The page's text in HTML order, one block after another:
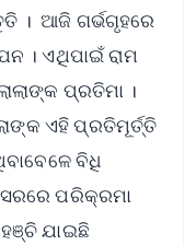
। ଆଜି ଗର୍ଭଗୃହରେ
। ଏଥିପାଇଁ ରାମ
ପ୍ରତିମା ।
ଏହି ପ୍ରତିମୂର୍ତ୍ତି
ବିଧି
ପରିକ୍ରମା
ଯାଇଛି